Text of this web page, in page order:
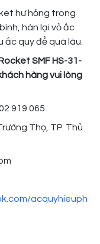
hư hỏng trong
hàn lại vỏ ắc
ắc quy để quá lâu.
SMF HS-31-
hàng vui lòng
919 065
Thọ, TP. Thủ
acquyhieuph